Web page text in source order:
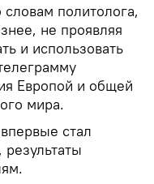
политолога,
не проявляя
и использовать
Европой и общей
мира.
стал